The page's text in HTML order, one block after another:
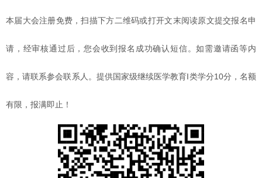
本届大会注册免费，扫描下方二维码或打开文末阅读原文提交报名申
请，经审核通过后，您会收到报名成功确认短信。如需邀请函等内
容，请联系参会联系人。提供国家级继续医学教育I类学分10分，名额
有限，报满即止！